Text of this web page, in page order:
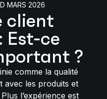
MARS 2026
client
Est-ce
?
comme la qualité
avec les produits et
l’expérience est